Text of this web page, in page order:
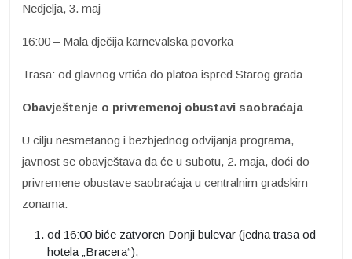
Nedjelja, 3. maj
16:00 – Mala dječija karnevalska povorka
Trasa: od glavnog vrtića do platoa ispred Starog grada
Obavještenje o privremenoj obustavi saobraćaja
U cilju nesmetanog i bezbjednog odvijanja programa,
javnost se obavještava da će u subotu, 2. maja, doći do
privremene obustave saobraćaja u centralnim gradskim
zonama:
od 16:00 biće zatvoren Donji bulevar (jedna trasa od
hotela „Bracera“),